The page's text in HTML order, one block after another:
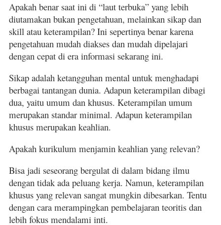
Apakah benar saat ini di “laut terbuka” yang lebih
diutamakan bukan pengetahuan, melainkan sikap dan
skill atau keterampilan? Ini sepertinya benar karena
pengetahuan mudah diakses dan mudah dipelajari
dengan cepat di era informasi sekarang ini.
Sikap adalah ketangguhan mental untuk menghadapi
berbagai tantangan dunia. Adapun keterampilan dibagi
dua, yaitu umum dan khusus. Keterampilan umum
merupakan standar minimal. Adapun keterampilan
khusus merupakan keahlian.
Apakah kurikulum menjamin keahlian yang relevan?
Bisa jadi seseorang bergulat di dalam bidang ilmu
dengan tidak ada peluang kerja. Namun, keterampilan
khusus yang relevan sangat mungkin dibesarkan. Tentu
dengan cara merampingkan pembelajaran teoritis dan
lebih fokus mendalami inti.